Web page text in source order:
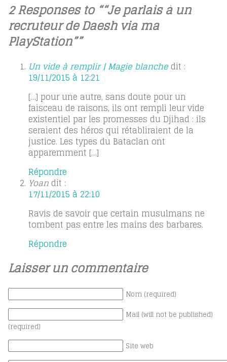
2 Responses to ““Je parlais à un
recruteur de Daesh via ma
PlayStation””
Un vide à remplir | Magie blanche dit :
19/11/2015 à 12:21
[…] pour une autre, sans doute pour un
faisceau de raisons, ils ont rempli leur vide
existentiel par les promesses du Djihad : ils
seraient des héros qui rétabliraient de la
justice. Les types du Bataclan ont
apparemment […]
Répondre
Yoan dit :
17/11/2015 à 22:10
Ravis de savoir que certain musulmans ne
tombent pas entre les mains des barbares.
Répondre
Laisser un commentaire
Nom (required)
Mail (will not be published)
(required)
Site web